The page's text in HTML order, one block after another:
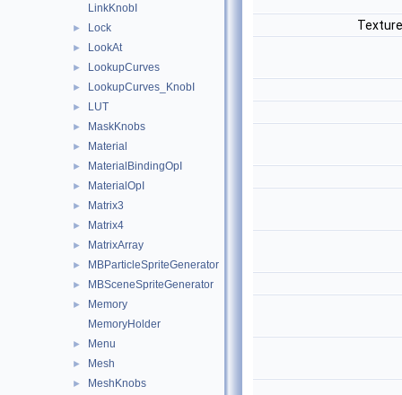
LinkKnobI
► Lock
► LookAt
► LookupCurves
► LookupCurves_KnobI
► LUT
► MaskKnobs
► Material
► MaterialBindingOpI
► MaterialOpI
► Matrix3
► Matrix4
► MatrixArray
► MBParticleSpriteGenerator
► MBSceneSpriteGenerator
►
Memory
MemoryHolder
► Menu
► Mesh
► MeshKnobs